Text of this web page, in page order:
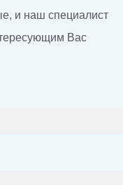
и наш специалист
Вас